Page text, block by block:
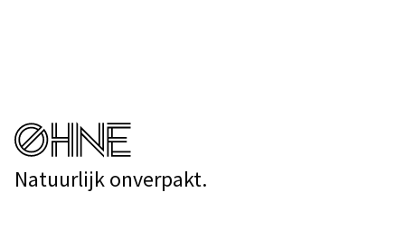
Natuurlijk onverpakt.